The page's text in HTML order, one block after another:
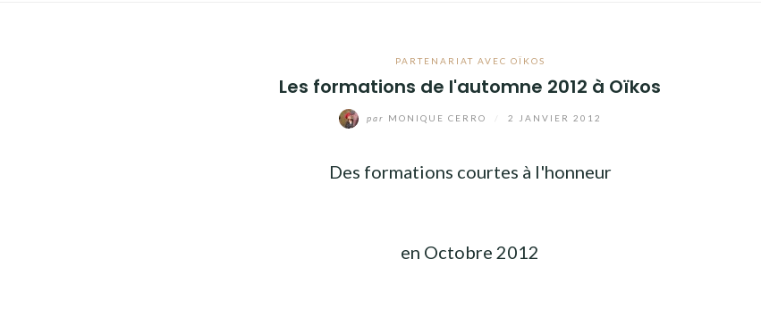
PARTENARIAT AVEC OÏKOS
Les formations de l'automne 2012 à Oïkos
par MONIQUE CERRO 2 JANVIER 2012
Des formations courtes à l'honneur
en Octobre 2012